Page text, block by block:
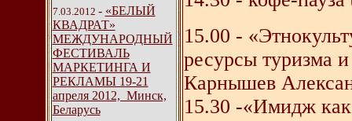
7.03.2012 - «БЕЛЫЙ
КВАДРАТ»
МЕЖДУНАРОДНЫЙ
ФЕСТИВАЛЬ
МАРКЕТИНГА И
РЕКЛАМЫ 19-21
апреля 2012, Минск,
Беларусь
15.00 -
ресурсы туризма
Карнышев
15.30 -«Имидж